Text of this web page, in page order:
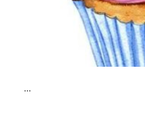
...